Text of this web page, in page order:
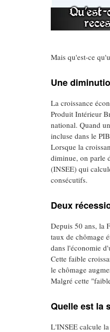
Mais qu'est-ce
Une
La croissance
Produit Intérieur
national. Quand
incluse dans le
Lorsque la
diminue, on parle
(INSEE) qui
consécutifs.
Deux
Depuis 50 ans, la
taux de chômage
dans l'économie
Cette faible
le chômage
Malgré cette
Quelle est la
L'INSEE calcule